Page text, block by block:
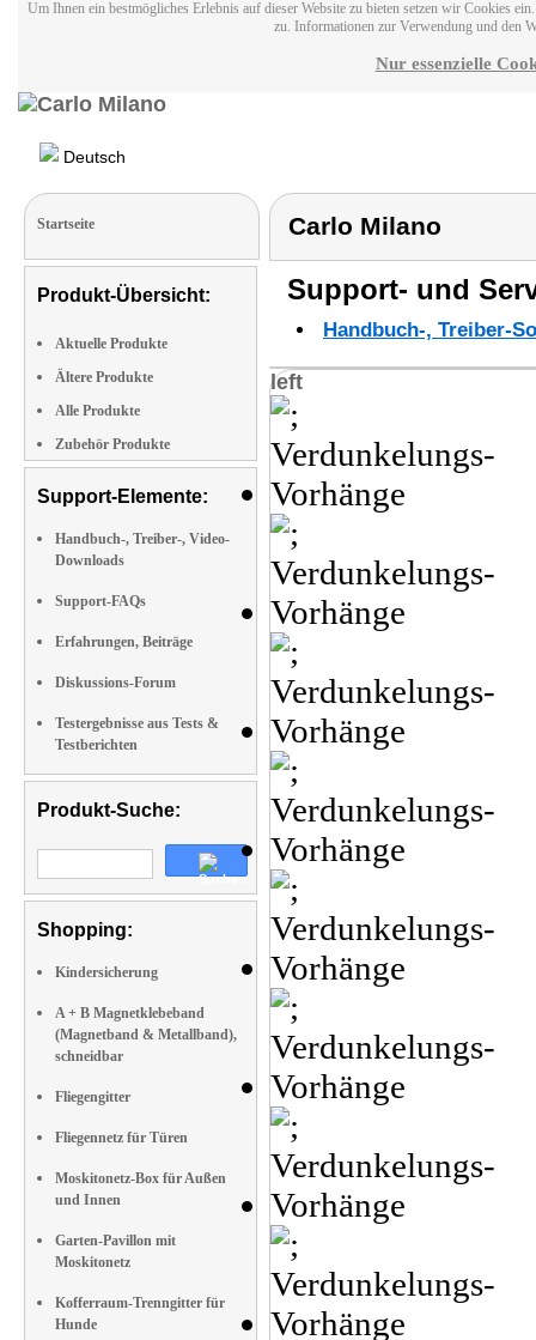
Um Ihnen ein bestmögliches Erlebnis auf dieser Website zu bieten setzen wir Cookies
zu. Informationen zur Verwendung und den
Nur essenzielle
Deutsch
Startseite
Produkt-Übersicht:
Aktuelle Produkte
Ältere Produkte
Alle Produkte
Zubehör Produkte
Support-Elemente:
Handbuch-, Treiber-, Video-
Downloads
Support-FAQs
Erfahrungen, Beiträge
Diskussions-Forum
Testergebnisse aus Tests &
Testberichten
Produkt-Suche:
Shopping:
Kindersicherung
A + B Magnetklebeband
(Magnetband & Metallband),
schneidbar
Fliegengitter
Fliegennetz für Türen
Moskitonetz-Box für Außen
und Innen
Garten-Pavillon mit
Moskitonetz
Kofferraum-Trenngitter für
Hunde
Carlo Milano
Support- und
Handbuch-, Treiber-
left